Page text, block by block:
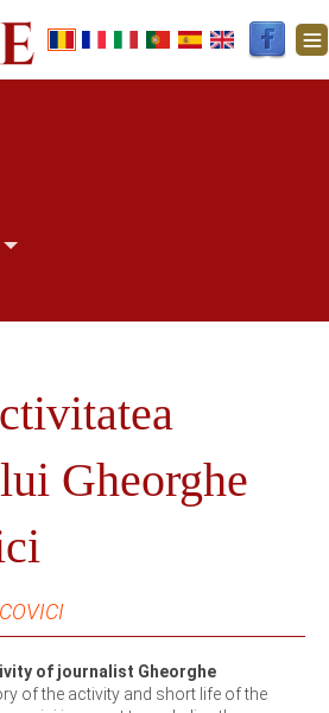
Gheorghe
of journalist Gheorghe
of the activity and short life of the